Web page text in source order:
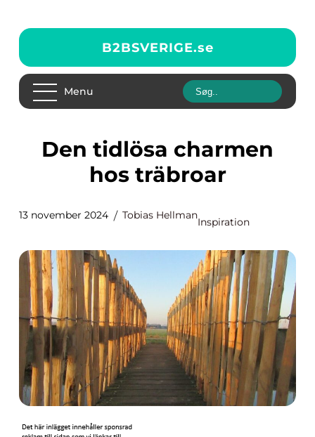
B2BSVERIGE.se
Menu
Den tidlösa charmen
hos träbroar
13 november 2024 Tobias Hellman
Inspiration